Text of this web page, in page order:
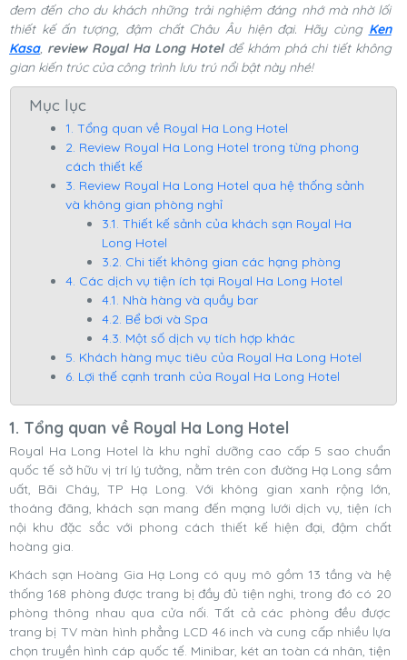
đem đến cho du khách những trải nghiệm đáng nhớ mà nhờ lối
thiết kế ấn tượng, đậm chất Châu Âu hiện đại. Hãy cùng Ken
Kasa, review Royal Ha Long Hotel để khám phá chi tiết không
gian kiến trúc của công trình lưu trú nổi bật này nhé!
Mục lục
1. Tổng quan về Royal Ha Long Hotel
2. Review Royal Ha Long Hotel trong từng phong
cách thiết kế
3. Review Royal Ha Long Hotel qua hệ thống sảnh
và không gian phòng nghỉ
3.1. Thiết kế sảnh của khách sạn Royal Ha
Long Hotel
3.2. Chi tiết không gian các hạng phòng
4. Các dịch vụ tiện ích tại Royal Ha Long Hotel
4.1. Nhà hàng và quầy bar
4.2. Bể bơi và Spa
4.3. Một số dịch vụ tích hợp khác
5. Khách hàng mục tiêu của Royal Ha Long Hotel
6. Lợi thế cạnh tranh của Royal Ha Long Hotel
1. Tổng quan về Royal Ha Long Hotel
Royal Ha Long Hotel là khu nghỉ dưỡng cao cấp 5 sao chuẩn
quốc tế sở hữu vị trí lý tưởng, nằm trên con đường Hạ Long sầm
uất, Bãi Cháy, TP Hạ Long. Với không gian xanh rộng lớn,
thoáng đãng, khách sạn mang đến mạng lưới dịch vụ, tiện ích
nội khu đặc sắc với phong cách thiết kế hiện đại, đậm chất
hoàng gia.
Khách sạn Hoàng Gia Hạ Long có quy mô gồm 13 tầng và hệ
thống 168 phòng được trang bị đầy đủ tiện nghi, trong đó có 20
phòng thông nhau qua cửa nối. Tất cả các phòng đều được
trang bị TV màn hình phẳng LCD 46 inch và cung cấp nhiều lựa
chọn truyền hình cáp quốc tế. Minibar, két an toàn cá nhân, tiện